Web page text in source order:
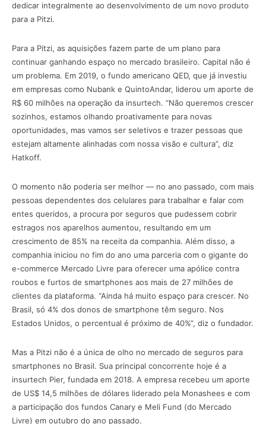
dedicar integralmente ao desenvolvimento de um novo produto
para a Pitzi.
Para a Pitzi, as aquisições fazem parte de um plano para
continuar ganhando espaço no mercado brasileiro. Capital não é
um problema. Em 2019, o fundo americano QED, que já investiu
em empresas como Nubank e QuintoAndar, liderou um aporte de
R$ 60 milhões na operação da insurtech. “Não queremos crescer
sozinhos, estamos olhando proativamente para novas
oportunidades, mas vamos ser seletivos e trazer pessoas que
estejam altamente alinhadas com nossa visão e cultura”, diz
Hatkoff.
O momento não poderia ser melhor — no ano passado, com mais
pessoas dependentes dos celulares para trabalhar e falar com
entes queridos, a procura por seguros que pudessem cobrir
estragos nos aparelhos aumentou, resultando em um
crescimento de 85% na receita da companhia. Além disso, a
companhia iniciou no fim do ano uma parceria com o gigante do
e-commerce Mercado Livre para oferecer uma apólice contra
roubos e furtos de smart­phones aos mais de 27 milhões de
clientes da plataforma. “Ainda há muito espaço para crescer. No
Brasil, só 4% dos donos de smart­phone têm seguro. Nos
Estados Unidos, o percentual é próximo de 40%”, diz o fundador.
Mas a Pitzi não é a única de olho no mercado de seguros para
smartphones no Brasil. Sua principal concorrente hoje é a
insurtech Pier, fundada em 2018. A empresa recebeu um aporte
de US$ 14,5 milhões de dólares liderado pela Monashees e com
a participação dos fundos Canary e Meli Fund (do Mercado
Livre) em outubro do ano passado.